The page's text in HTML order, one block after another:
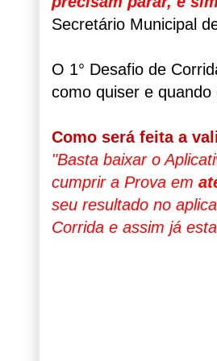
Secretário Municipal
O 1° Desafio de
como quiser e
Como será feita a
"Basta baixar o
cumprir a Prova em
seu resultado no
Corrida e assim já